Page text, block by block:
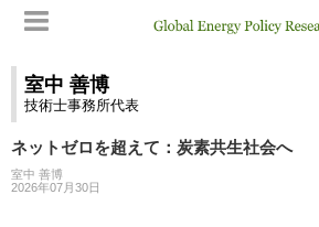
室中 善博
技術士事務所代表
ネットゼロを超えて：炭素共生社会へ
室中 善博
2026年07月30日